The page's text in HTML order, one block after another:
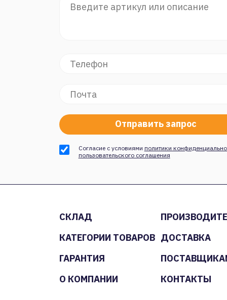
Согласие с условиями политики
пользовательского соглашения
СКЛАД
КАТЕГОРИИ ТОВАРОВ ДОСТАВКА
ГАРАНТИЯ
О КОМПАНИИ
КОНТАКТЫ